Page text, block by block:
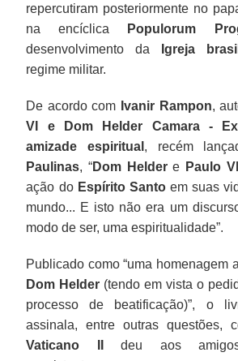
repercutiram posteriormente no
na encíclica
Populorum
desenvolvimento da
Igreja
regime militar.
De acordo com Ivanir Rampon,
VI e Dom Helder Camara -
amizade espiritual , recém
Paulinas, “Dom Heldere Paulo VI
ação do Espírito Santoem suas
mundo... E isto não era um
modo de ser, uma espiritualidade”.
Publicado como “uma homenagem
Dom Helder (tendo em vista o
processo de beatificação)”, o
assinala, entre outras questões,
Vaticano II
deu aos amigos